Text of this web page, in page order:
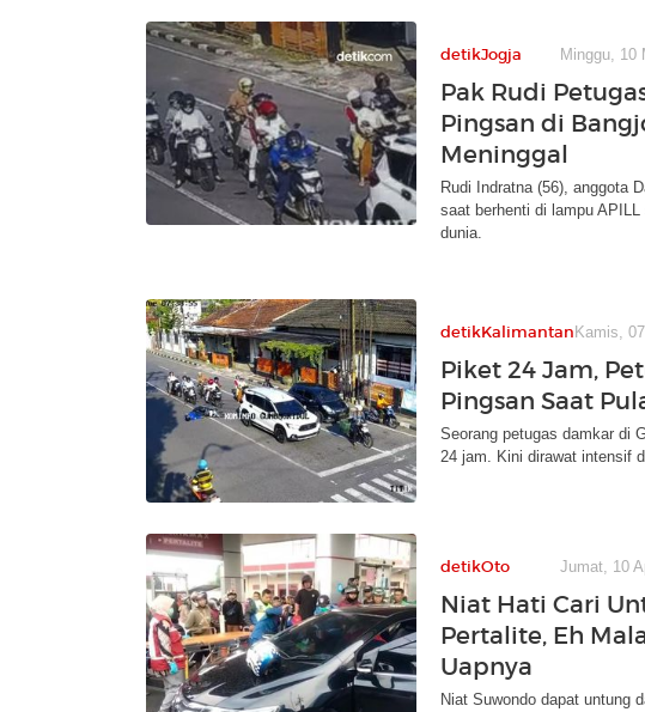
detikJogja Minggu, 10
Pak Rudi
Pingsan di
Meninggal
Rudi Indratna (56), anggota
saat berhenti di lampu
dunia.
detikKalimantan Kamis,
Piket 24 Jam,
Pingsan Saat
Seorang petugas damkar di
24 jam. Kini dirawat intensif
detikOto Jumat, 10
Niat Hati Cari
Pertalite, Eh
Uapnya
Niat Suwondo dapat untung